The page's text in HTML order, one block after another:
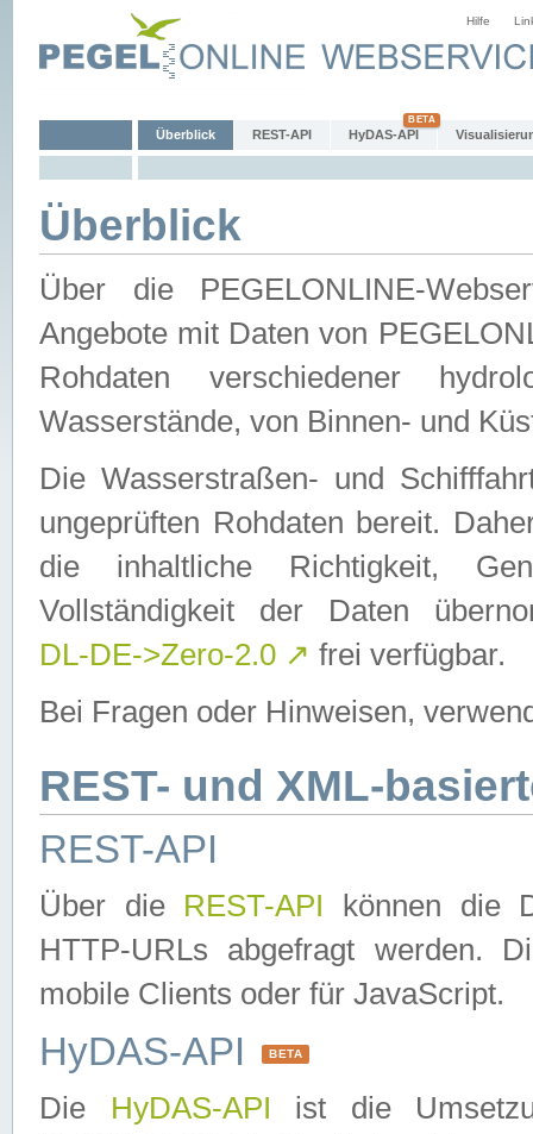
Hilfe
Überblick REST-API HyDAS-API
Überblick
Über die PEGELONLINE-
Angebote mit Daten von
Rohdaten verschiedener
Wasserstände, von Binnen- und
Die Wasserstraßen- und
ungeprüften Rohdaten bereit.
die inhaltliche Richtigkeit,
Vollständigkeit der Daten
DL-DE->Zero-2.0 ↗ frei verfügbar.
Bei Fragen oder Hinweisen,
REST- und XML-
REST-API
Über die REST-API können die
HTTP-URLs abgefragt werden.
mobile Clients oder für JavaScript.
HyDAS-API BETA
Die HyDAS-API ist die